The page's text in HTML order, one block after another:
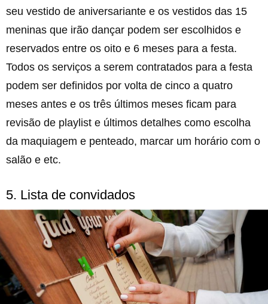
seu vestido de aniversariante e os vestidos das 15
meninas que irão dançar podem ser escolhidos e
reservados entre os oito e 6 meses para a festa.
Todos os serviços a serem contratados para a festa
podem ser definidos por volta de cinco a quatro
meses antes e os três últimos meses ficam para
revisão de playlist e últimos detalhes como escolha
da maquiagem e penteado, marcar um horário com o
salão e etc.
5. Lista de convidados